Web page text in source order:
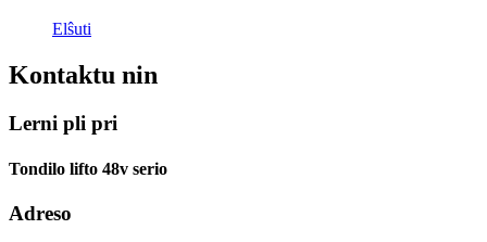
Elŝuti
Kontaktu nin
Lerni pli pri
Tondilo lifto 48v serio
Adreso